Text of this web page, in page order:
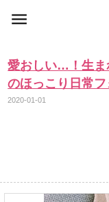
愛おしい…！生ま
のほっこり日常
2020-01-01